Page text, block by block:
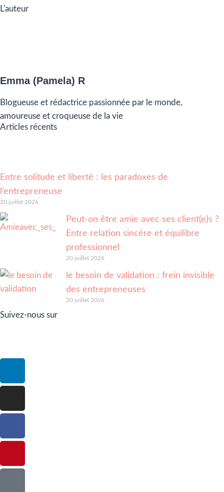
L'auteur
Emma (Pamela) R
Entre solitude et liberté : les paradoxes de
l’entrepreneuse
Peut-on être amie avec ses client(e)s ?
20 juillet 2026